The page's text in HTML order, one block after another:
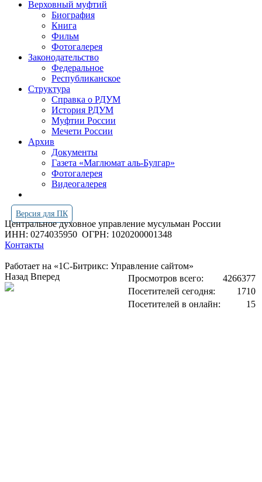
Верховный муфтий
Биография
Книга
Фильм
Фотогалерея
Законодательство
Федеральное
Республиканское
Структура
Справка о РДУМ
История РДУМ
Муфтии России
Мечети России
Архив
Документы
Газета «Маглюмат аль-Булгар»
Фотогалерея
Видеогалерея
Версия для ПК
Центральное духовное управление мусульман России
ИНН: 0274035950 ОГРН: 1020200001348
Контакты
Работает на «1С-Битрикс: Управление сайтом»
Просмотров всего:
4266377
Посетителей сегодня:
1710
Посетителей в онлайн:
15
Назад Вперед